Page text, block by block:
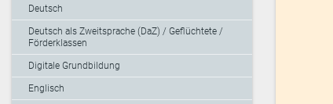
Deutsch
Deutsch als Zweitsprache (DaZ) / Geflüchtete /
Förderklassen
Digitale Grundbildung
Englisch